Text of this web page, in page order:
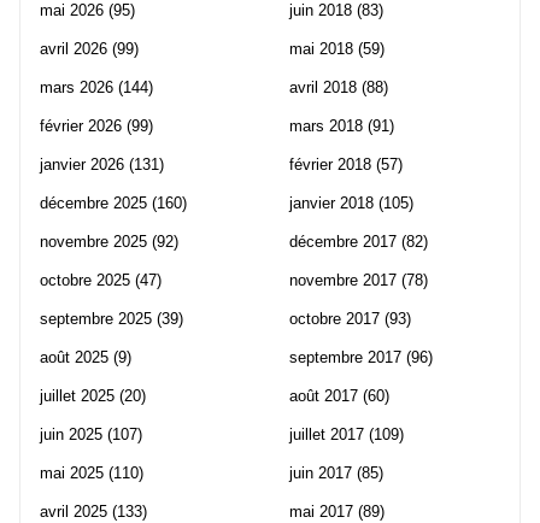
mai 2026 (95)
avril 2026 (99)
mars 2026 (144)
février 2026 (99)
janvier 2026 (131)
décembre 2025 (160)
novembre 2025 (92)
octobre 2025 (47)
septembre 2025 (39)
août 2025 (9)
juillet 2025 (20)
juin 2025 (107)
mai 2025 (110)
avril 2025 (133)
juin 2018 (83)
mai 2018 (59)
avril 2018 (88)
mars 2018 (91)
février 2018 (57)
janvier 2018 (105)
décembre 2017 (82)
novembre 2017 (78)
octobre 2017 (93)
septembre 2017 (96)
août 2017 (60)
juillet 2017 (109)
juin 2017 (85)
mai 2017 (89)